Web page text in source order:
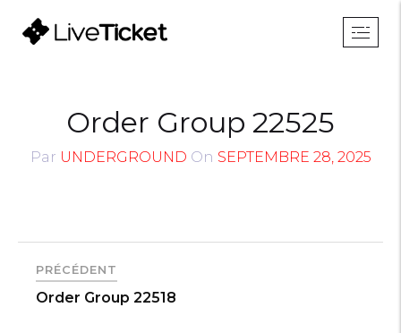
Order Group 22525
Par UNDERGROUND On SEPTEMBRE 28, 2025
PRÉCÉDENT
Order Group 22518